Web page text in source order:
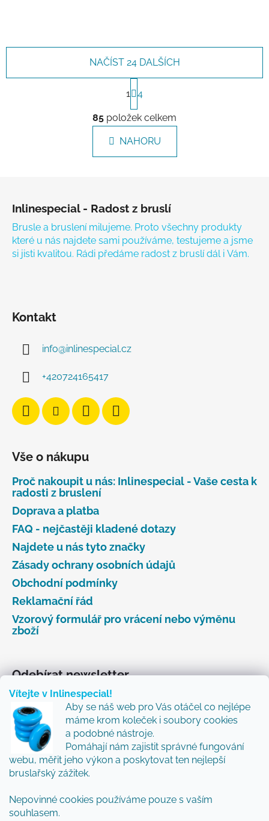
Vítejte v Inlinespecial!
Aby se náš web pro Vás otáčel co nejlépe
máme krom koleček i soubory cookies
a podobné nástroje.
Pomáhají nám zajistit správné fungování
webu, měřit jeho výkon a poskytovat ten nejlepší
bruslařský zážitek.
Nepovinné cookies používáme pouze s vaším
souhlasem.
Ovládací prvky výpisu
NAČÍST 24 DALŠÍCH
Stránkování
1 4
85 položek celkem
NAHORU
Inlinespecial - Radost z bruslí
Brusle a bruslení milujeme. Proto všechny produkty
které u nás najdete sami používáme, testujeme a jsme
si jisti kvalitou. Rádi předáme radost z bruslí dál i Vám.
Kontakt
info@inlinespecial.cz
+420724165417
Vše o nákupu
Proč nakoupit u nás: Inlinespecial - Vaše cesta k
radosti z bruslení
Doprava a platba
FAQ - nejčastěji kladené dotazy
Najdete u nás tyto značky
Zásady ochrany osobních údajů
Obchodní podmínky
Reklamační řád
Vzorový formulář pro vrácení nebo výměnu
zboží
Odebírat newsletter
Vložte svůj e-mail a my vám budeme zasílat informace
o nových produktech na našem e-shopu.
Přidejte se k nám a my Vám budeme zasílat ty nejlepší
novinky a tipy.
E-mail
Vložením e-mailu souhlasíte spodmínkami
ochrany osobních údajů